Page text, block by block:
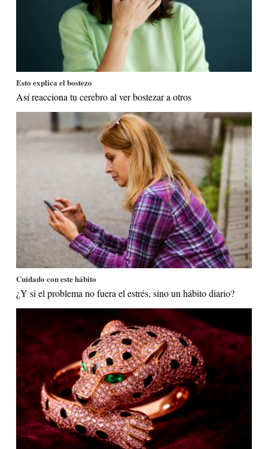
Esto explica el bostezo
Así reacciona tu cerebro al ver bostezar a otros
Cuidado con este hábito
¿Y si el problema no fuera el estrés, sino un hábito diario?